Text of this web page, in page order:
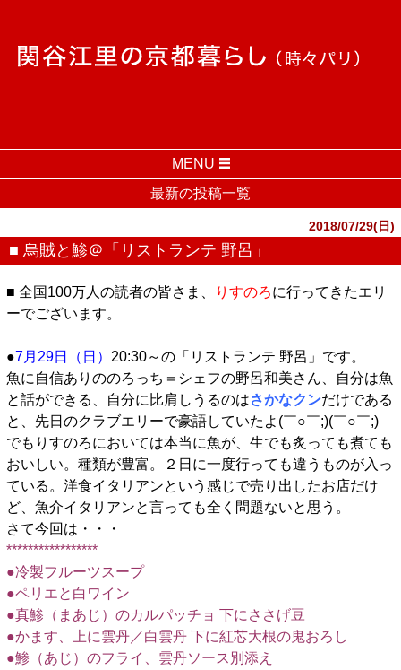
MENU
最新の投稿一覧
2018/07/29(日)
■ 烏賊と鯵＠「リストランテ 野呂」
■ 全国100万人の読者の皆さま、 りすのろに行ってきたエリ
ーでございます。
●7月29日（日） 20:30～の「リストランテ 野呂」です。
魚に自信ありののろっち＝シェフの野呂和美さん、自分は魚
と話ができる、自分に比肩しうるのはさかなクンだけである
と、先日のクラブエリーで豪語していたよ(￣○￣;)(￣○￣;)
でもりすのろにおいては本当に魚が、生でも炙っても煮ても
おいしい。種類が豊富。２日に一度行っても違うものが入っ
ている。洋食イタリアンという感じで売り出したお店だけ
ど、魚介イタリアンと言っても全く問題ないと思う。
さて今回は・・・
*****************
●冷製フルーツスープ
●ペリエと白ワイン
●真鯵（まあじ）のカルパッチョ 下にささげ豆
●かます、上に雲丹／白雲丹 下に紅芯大根の鬼おろし
●鯵（あじ）のフライ、雲丹ソース別添え